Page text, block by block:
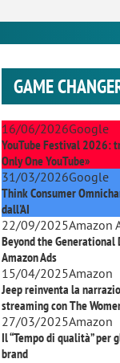
GAME
16/06/2026Google
YouTube Festival 2026:
Only One YouTube»
31/03/2026Google
Think Consumer
dall'AI
22/09/2025Amazon
Beyond the
Amazon Ads
15/04/2025Amazon
Jeep reinventa la
streaming conThe
27/03/2025Amazon
Il “Tempo di qualità” per
brand